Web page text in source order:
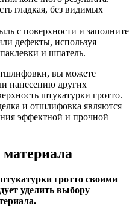
гладкая, без видимых
с поверхности и заполните
дефекты, используя
и шпатель.
вы можете
нанесению других
штукатурки гротто.
и отшлифовка являются
эффектной и прочной
гротто своими
уделить выбору